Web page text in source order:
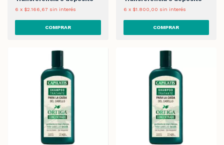
6 x $2.166,67 sin interés 6 x $1.800,00 sin interés